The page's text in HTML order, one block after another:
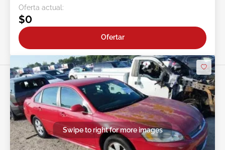
Oferta actual:
$0
Ofertar
Swipe to right for more images